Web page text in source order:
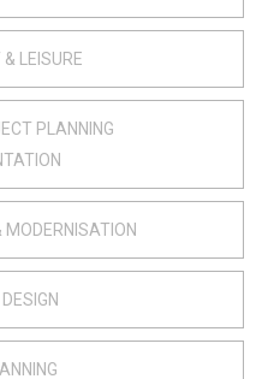
LEISURE
PLANNING
MODERNISATION